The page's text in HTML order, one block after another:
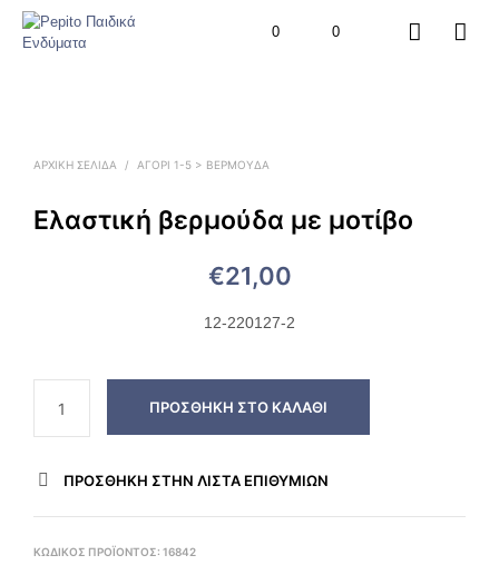
0 0
ΑΡΧΙΚΉ ΣΕΛΊΔΑ / ΑΓΟΡΙ 1-5 > ΒΕΡΜΟΎΔΑ
Ελαστική βερμούδα με μοτίβο
€21,00
12-220127-2
ΠΡΟΣΘΉΚΗ ΣΤΟ ΚΑΛΆΘΙ
ΠΡΌΣΘΉΚΗ ΣΤΗΝ ΛΊΣΤΑ ΕΠΙΘΥΜΙΏΝ
ΚΩΔΙΚΌΣ ΠΡΟΪΌΝΤΟΣ: 16842